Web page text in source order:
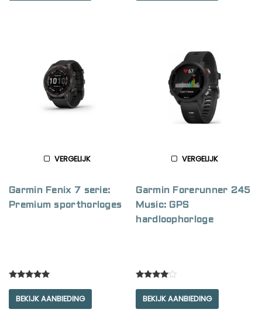
VERGELIJK
Garmin Fenix 7 serie:
Premium sporthorloges
out of 5
BEKIJK AANBIEDING
VERGELIJK
Garmin Forerunner 245
Music: GPS
hardloophorloge
out of 5
BEKIJK AANBIEDING